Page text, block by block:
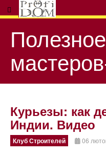
Курьезы: как
Индии. Видео
Клуб Строителей 06